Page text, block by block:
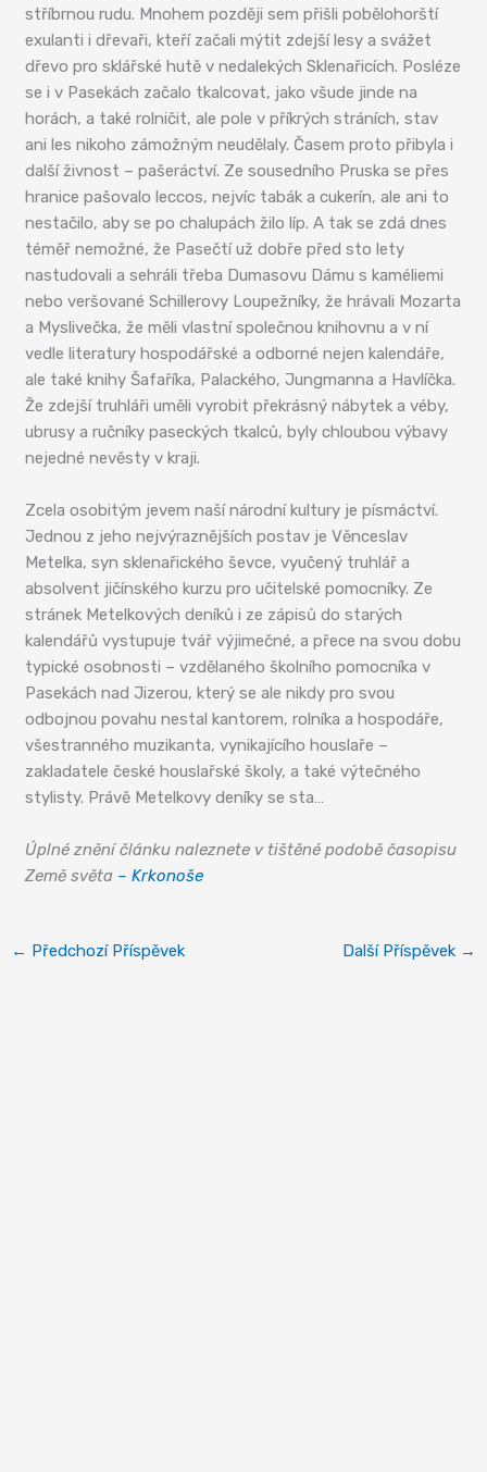
stříbrnou rudu. Mnohem později sem přišli pobělohorští
exulanti i dřevaři, kteří začali mýtit zdejší lesy a svážet
dřevo pro sklářské hutě v nedalekých Sklenařicích. Posléze
se i v Pasekách začalo tkalcovat, jako všude jinde na
horách, a také rolničit, ale pole v příkrých stráních, stav
ani les nikoho zámožným neudělaly. Časem proto přibyla i
další živnost – pašeráctví. Ze sousedního Pruska se přes
hranice pašovalo leccos, nejvíc tabák a cukerín, ale ani to
nestačilo, aby se po chalupách žilo líp. A tak se zdá dnes
téměř nemožné, že Pasečtí už dobře před sto lety
nastudovali a sehráli třeba Dumasovu Dámu s kaméliemi
nebo veršované Schillerovy Loupežníky, že hrávali Mozarta
a Myslivečka, že měli vlastní společnou knihovnu a v ní
vedle literatury hospodářské a odborné nejen kalendáře,
ale také knihy Šafaříka, Palackého, Jungmanna a Havlíčka.
Že zdejší truhláři uměli vyrobit překrásný nábytek a véby,
ubrusy a ručníky paseckých tkalců, byly chloubou výbavy
nejedné nevěsty v kraji.
Zcela osobitým jevem naší národní kultury je písmáctví.
Jednou z jeho nejvýraznějších postav je Věnceslav
Metelka, syn sklenařického ševce, vyučený truhlář a
absolvent jičínského kurzu pro učitelské pomocníky. Ze
stránek Metelkových deníků i ze zápisů do starých
kalendářů vystupuje tvář výjimečné, a přece na svou dobu
typické osobnosti – vzdělaného školního pomocníka v
Pasekách nad Jizerou, který se ale nikdy pro svou
odbojnou povahu nestal kantorem, rolníka a hospodáře,
všestranného muzikanta, vynikajícího houslaře –
zakladatele české houslařské školy, a také výtečného
stylisty. Právě Metelkovy deníky se sta…
Úplné znění článku naleznete v tištěné podobě časopisu
Země světa – Krkonoše
← Předchozí Příspěvek Další Příspěvek →